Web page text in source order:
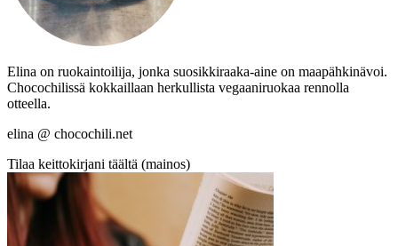
Elina on ruokaintoilija, jonka suosikkiraaka-aine on maapähkinävoi.
Chocochilissä kokkaillaan herkullista vegaaniruokaa rennolla
otteella.
elina @ chocochili.net
Tilaa keittokirjani täältä (mainos)